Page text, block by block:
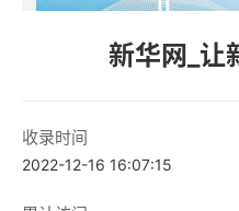
新华网_让
收录时间
2022-12-16 16:07:15